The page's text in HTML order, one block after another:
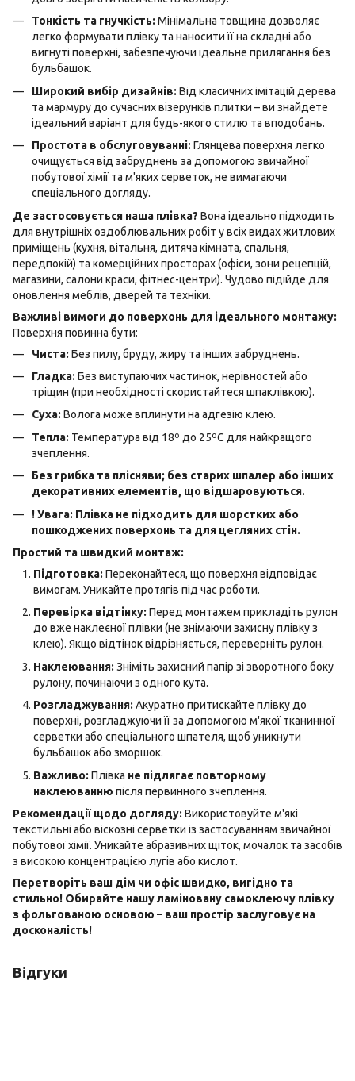
Тонкість та гнучкість: Мінімальна товщина дозволяє
легко формувати плівку та наносити її на складні або
вигнуті поверхні, забезпечуючи ідеальне прилягання без
бульбашок.
Широкий вибір дизайнів: Від класичних імітацій дерева
та мармуру до сучасних візерунків плитки – ви знайдете
ідеальний варіант для будь-якого стилю та вподобань.
Простота в обслуговуванні: Глянцева поверхня легко
очищується від забруднень за допомогою звичайної
побутової хімії та м'яких серветок, не вимагаючи
спеціального догляду.
Де застосовується наша плівка? Вона ідеально підходить
для внутрішніх оздоблювальних робіт у всіх видах житлових
приміщень (кухня, вітальня, дитяча кімната, спальня,
передпокій) та комерційних просторах (офіси, зони рецепцій,
магазини, салони краси, фітнес-центри). Чудово підійде для
оновлення меблів, дверей та техніки.
Важливі вимоги до поверхонь для ідеального монтажу:
Поверхня повинна бути:
Чиста: Без пилу, бруду, жиру та інших забруднень.
Гладка: Без виступаючих частинок, нерівностей або
тріщин (при необхідності скористайтеся шпаклівкою).
Суха: Волога може вплинути на адгезію клею.
Тепла: Температура від 18º до 25ºС для найкращого
зчеплення.
Без грибка та плісняви; без старих шпалер або інших
декоративних елементів, що відшаровуються.
! Увага: Плівка не підходить для шорстких або
пошкоджених поверхонь та для цегляних стін.
Простий та швидкий монтаж:
Підготовка: Переконайтеся, що поверхня відповідає
вимогам. Уникайте протягів під час роботи.
Перевірка відтінку: Перед монтажем прикладіть рулон
до вже наклеєної плівки (не знімаючи захисну плівку з
клею). Якщо відтінок відрізняється, переверніть рулон.
Наклеювання: Зніміть захисний папір зі зворотного боку
рулону, починаючи з одного кута.
Розгладжування: Акуратно притискайте плівку до
поверхні, розгладжуючи її за допомогою м'якої тканинної
серветки або спеціального шпателя, щоб уникнути
бульбашок або зморшок.
Важливо: Плівка не підлягає повторному
наклеюванню після первинного зчеплення.
Рекомендації щодо догляду: Використовуйте м'які
текстильні або віскозні серветки із застосуванням звичайної
побутової хімії. Уникайте абразивних щіток, мочалок та засобів
з високою концентрацією лугів або кислот.
Перетворіть ваш дім чи офіс швидко, вигідно та
стильно! Обирайте нашу ламіновану самоклеючу плівку
з фольгованою основою – ваш простір заслуговує на
досконалість!
Відгуки